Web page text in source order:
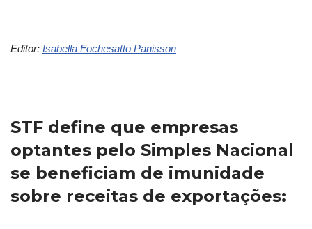
Editor: Isabella Fochesatto Panisson
STF define que empresas
optantes pelo Simples Nacional
se beneficiam de imunidade
sobre receitas de exportações: